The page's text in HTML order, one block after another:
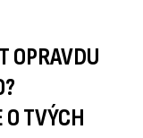
OPRAVDU
TVÝCH